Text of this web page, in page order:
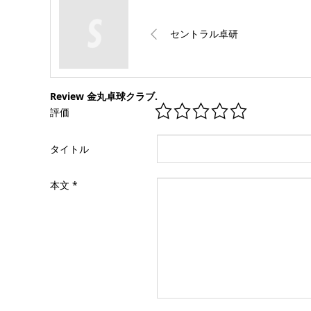
セントラル卓研
Review 金丸卓球クラブ.
評価
タイトル
本文 *